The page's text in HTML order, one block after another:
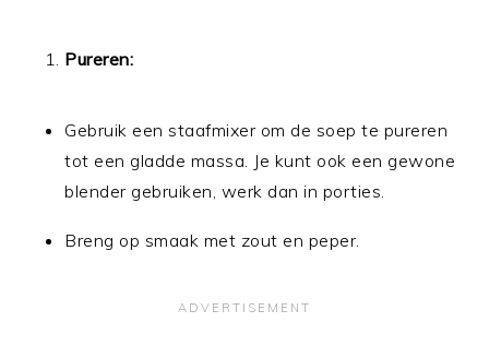
Pureren:
Gebruik een staafmixer om de soep te pureren
tot een gladde massa. Je kunt ook een gewone
blender gebruiken, werk dan in porties.
Breng op smaak met zout en peper.